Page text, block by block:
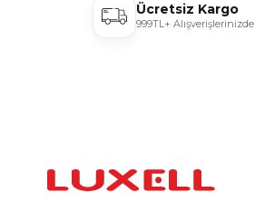
Ücretsiz Kargo
999TL+ Alışverişlerinizde